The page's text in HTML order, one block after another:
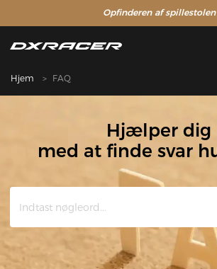
Opfinderen af ​​spillestolen
Hjem FAQ
Hjælper dig
med at finde svar